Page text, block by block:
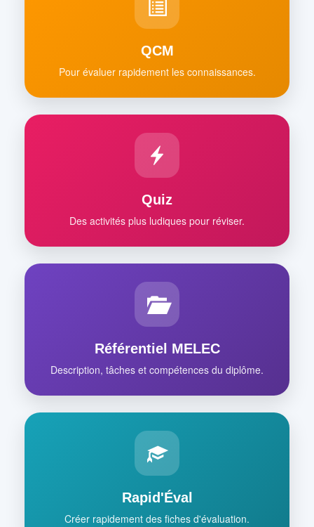
QCM
Pour évaluer rapidement les connaissances.
Quiz
Des activités plus ludiques pour réviser.
Référentiel MELEC
Description, tâches et compétences du diplôme.
Rapid'Éval
Créer rapidement des fiches d'évaluation.